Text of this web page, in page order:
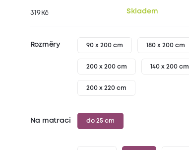
319 Kč Skladem
Rozměry 90 x 200 cm 180 x 200 cm
200 x 200 cm 140 x 200 cm
200 x 220 cm
Na matraci do 25 cm